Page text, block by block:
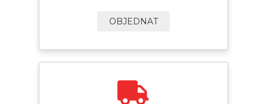
OBJEDNAT